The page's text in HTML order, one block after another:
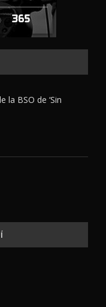
la BSO de ‘Sin